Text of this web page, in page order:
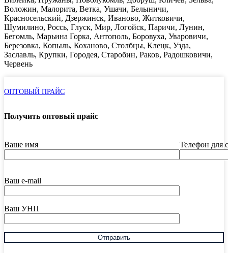
Воложин, Малорита, Ветка, Ушачи, Белыничи,
Красносельский, Дзержинск, Иваново, Житковичи,
Шумилино, Россь, Глуск, Мир, Логойск, Паричи, Лунин,
Бегомль, Марьина Горка, Антополь, Боровуха, Уваровичи,
Березовка, Копыль, Коханово, Столбцы, Клецк, Узда,
Заславль, Крупки, Городея, Старобин, Раков, Радошковичи,
Червень
ОПТОВЫЙ ПРАЙС
Получить оптовый прайс
Ваше имя Телефон для
Ваш e-mail
Ваш УНП